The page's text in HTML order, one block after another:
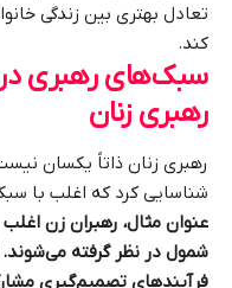
تعادل بهتری بین زندگی
کند.
سبک‌های رهبری در
رهبری زنان
رهبری زنان ذاتاً یکسان
شناسایی کرد که اغلب با
عنوان مثال، رهبران زن
شمول در نظر گرفته
فرآیندهای تصمیم‌گیری